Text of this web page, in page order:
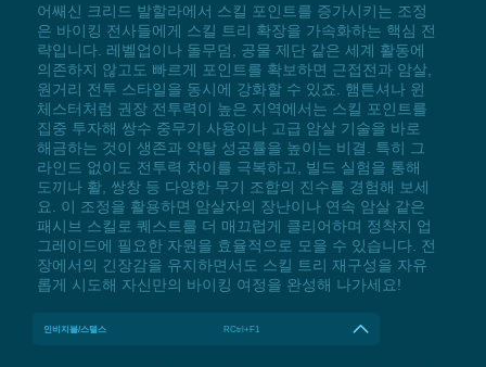
어쌔신 크리드 발할라에서 스킬 포인트를 증가시키는 조정
은 바이킹 전사들에게 스킬 트리 확장을 가속화하는 핵심 전
략입니다. 레벨업이나 돌무덤, 공물 제단 같은 세계 활동에
의존하지 않고도 빠르게 포인트를 확보하면 근접전과 암살,
원거리 전투 스타일을 동시에 강화할 수 있죠. 햄튼셔나 윈
체스터처럼 권장 전투력이 높은 지역에서는 스킬 포인트를
집중 투자해 쌍수 중무기 사용이나 고급 암살 기술을 바로
해금하는 것이 생존과 약탈 성공률을 높이는 비결. 특히 그
라인드 없이도 전투력 차이를 극복하고, 빌드 실험을 통해
도끼나 활, 쌍창 등 다양한 무기 조합의 진수를 경험해 보세
요. 이 조정을 활용하면 암살자의 장난이나 연속 암살 같은
패시브 스킬로 퀘스트를 더 매끄럽게 클리어하며 정착지 업
그레이드에 필요한 자원을 효율적으로 모을 수 있습니다. 전
장에서의 긴장감을 유지하면서도 스킬 트리 재구성을 자유
롭게 시도해 자신만의 바이킹 여정을 완성해 나가세요!
인비지블/스텔스 RCtrl+F1